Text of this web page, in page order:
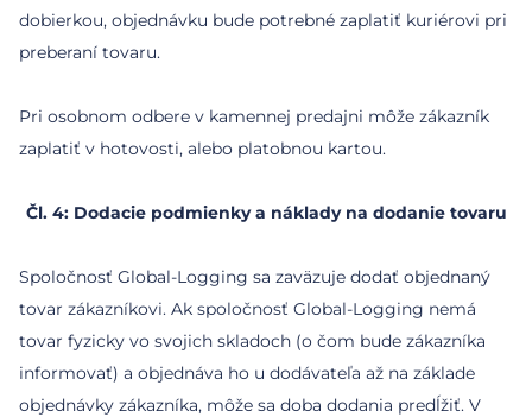
dobierkou, objednávku bude potrebné zaplatiť kuriérovi pri
preberaní tovaru.
Pri osobnom odbere v kamennej predajni môže zákazník
Čl. 4: Dodacie podmienky a náklady na dodanie tovaru
Spoločnosť Global-Logging sa zaväzuje dodať objednaný
tovar zákazníkovi. Ak spoločnosť Global-Logging nemá
tovar fyzicky vo svojich skladoch (o čom bude zákazníka
informovať) a objednáva ho u dodávateľa až na základe
objednávky zákazníka, môže sa doba dodania predĺžiť. V